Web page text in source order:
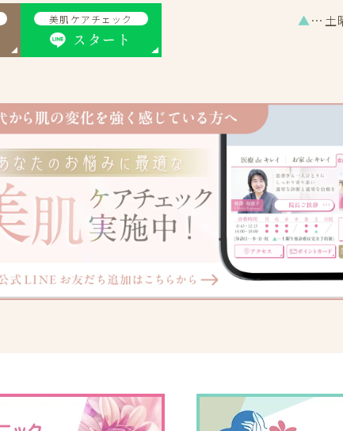
美肌ケアチェック
スタート
▲…土